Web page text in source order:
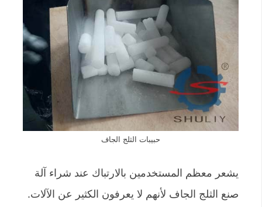
حبيبات الثلج الجاف
يشعر معظم المستخدمين بالارتباك عند شراء آلة
صنع الثلج الجاف لأنهم لا يعرفون الكثير عن الآلات.